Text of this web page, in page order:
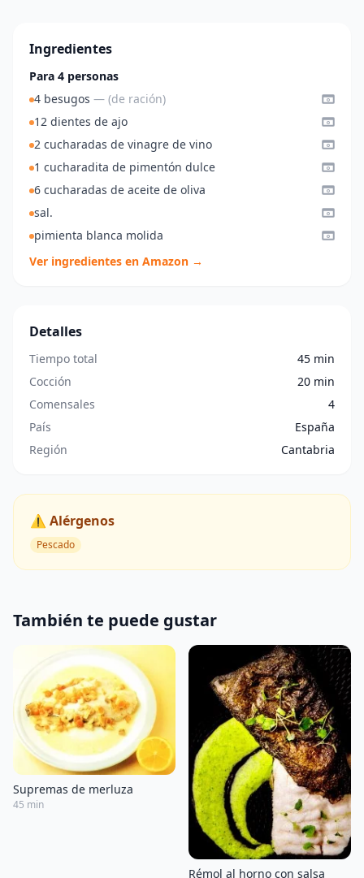
Ingredientes
Para 4 personas
4 besugos — (de ración)
12 dientes de ajo
2 cucharadas de vinagre de vino
1 cucharadita de pimentón dulce
6 cucharadas de aceite de oliva
sal.
pimienta blanca molida
Ver ingredientes en Amazon →
Detalles
Tiempo total
45 min
Cocción
20 min
Comensales
4
País
España
Región
Cantabria
⚠️ Alérgenos
Pescado
También te puede gustar
Supremas de merluza
45 min
Rémol al horno con salsa